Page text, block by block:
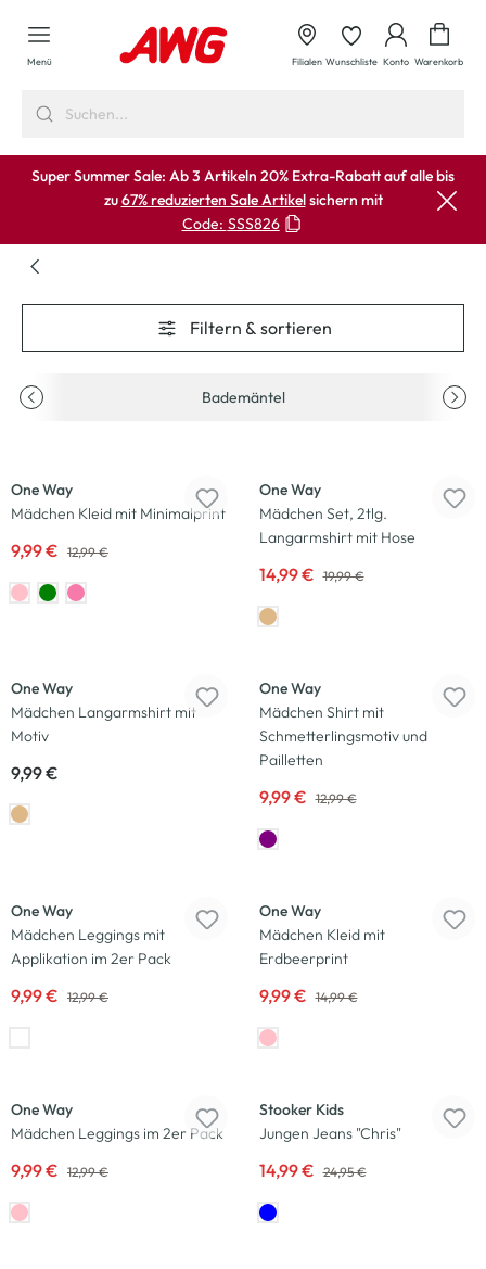
springen
Menü Filialen Wunschliste Konto Warenkorb
Super Summer Sale: Ab 3 Artikeln 20% Extra-Rabatt auf alle bis
zu67% reduzierten Sale Artikelsichern mit
Code: SSS826
Filtern & sortieren
Bademäntel
One Way
Mädchen Kleid mit Minimalprint
9,99 € 12,99 €
One Way
Mädchen Set, 2tlg.
Langarmshirt mit Hose
14,99 € 19,99 €
One Way
Mädchen Langarmshirt mit
Motiv
9,99 €
One Way
Mädchen Shirt mit
Schmetterlingsmotiv und
Pailletten
9,99 € 12,99 €
One Way
Mädchen Leggings mit
Applikation im 2er Pack
9,99 € 12,99 €
One Way
Mädchen Kleid mit
Erdbeerprint
9,99 € 14,99 €
One Way
Mädchen Leggings im 2er Pack
9,99 € 12,99 €
Stooker Kids
Jungen Jeans "Chris"
14,99 € 24,95 €